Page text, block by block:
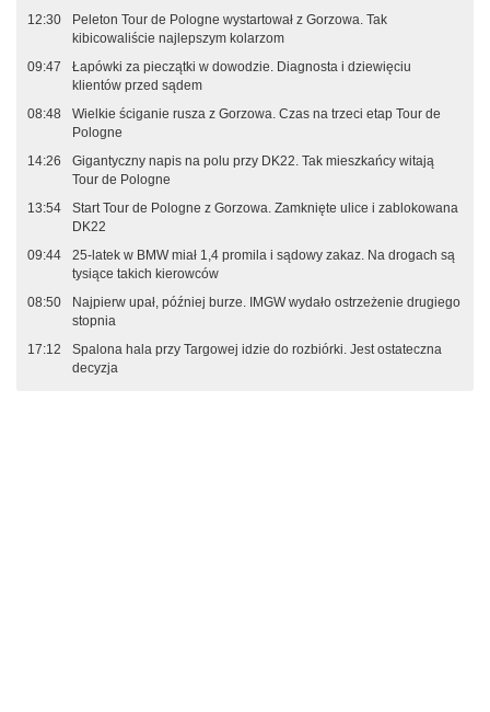
12:30
Peleton Tour de Pologne wystartował z Gorzowa. Tak
kibicowaliście najlepszym kolarzom
09:47
Łapówki za pieczątki w dowodzie. Diagnosta i dziewięciu
klientów przed sądem
08:48
Wielkie ściganie rusza z Gorzowa. Czas na trzeci etap Tour de
Pologne
14:26
Gigantyczny napis na polu przy DK22. Tak mieszkańcy witają
Tour de Pologne
13:54
Start Tour de Pologne z Gorzowa. Zamknięte ulice i zablokowana
DK22
09:44
25-latek w BMW miał 1,4 promila i sądowy zakaz. Na drogach są
tysiące takich kierowców
08:50
Najpierw upał, później burze. IMGW wydało ostrzeżenie drugiego
stopnia
17:12
Spalona hala przy Targowej idzie do rozbiórki. Jest ostateczna
decyzja